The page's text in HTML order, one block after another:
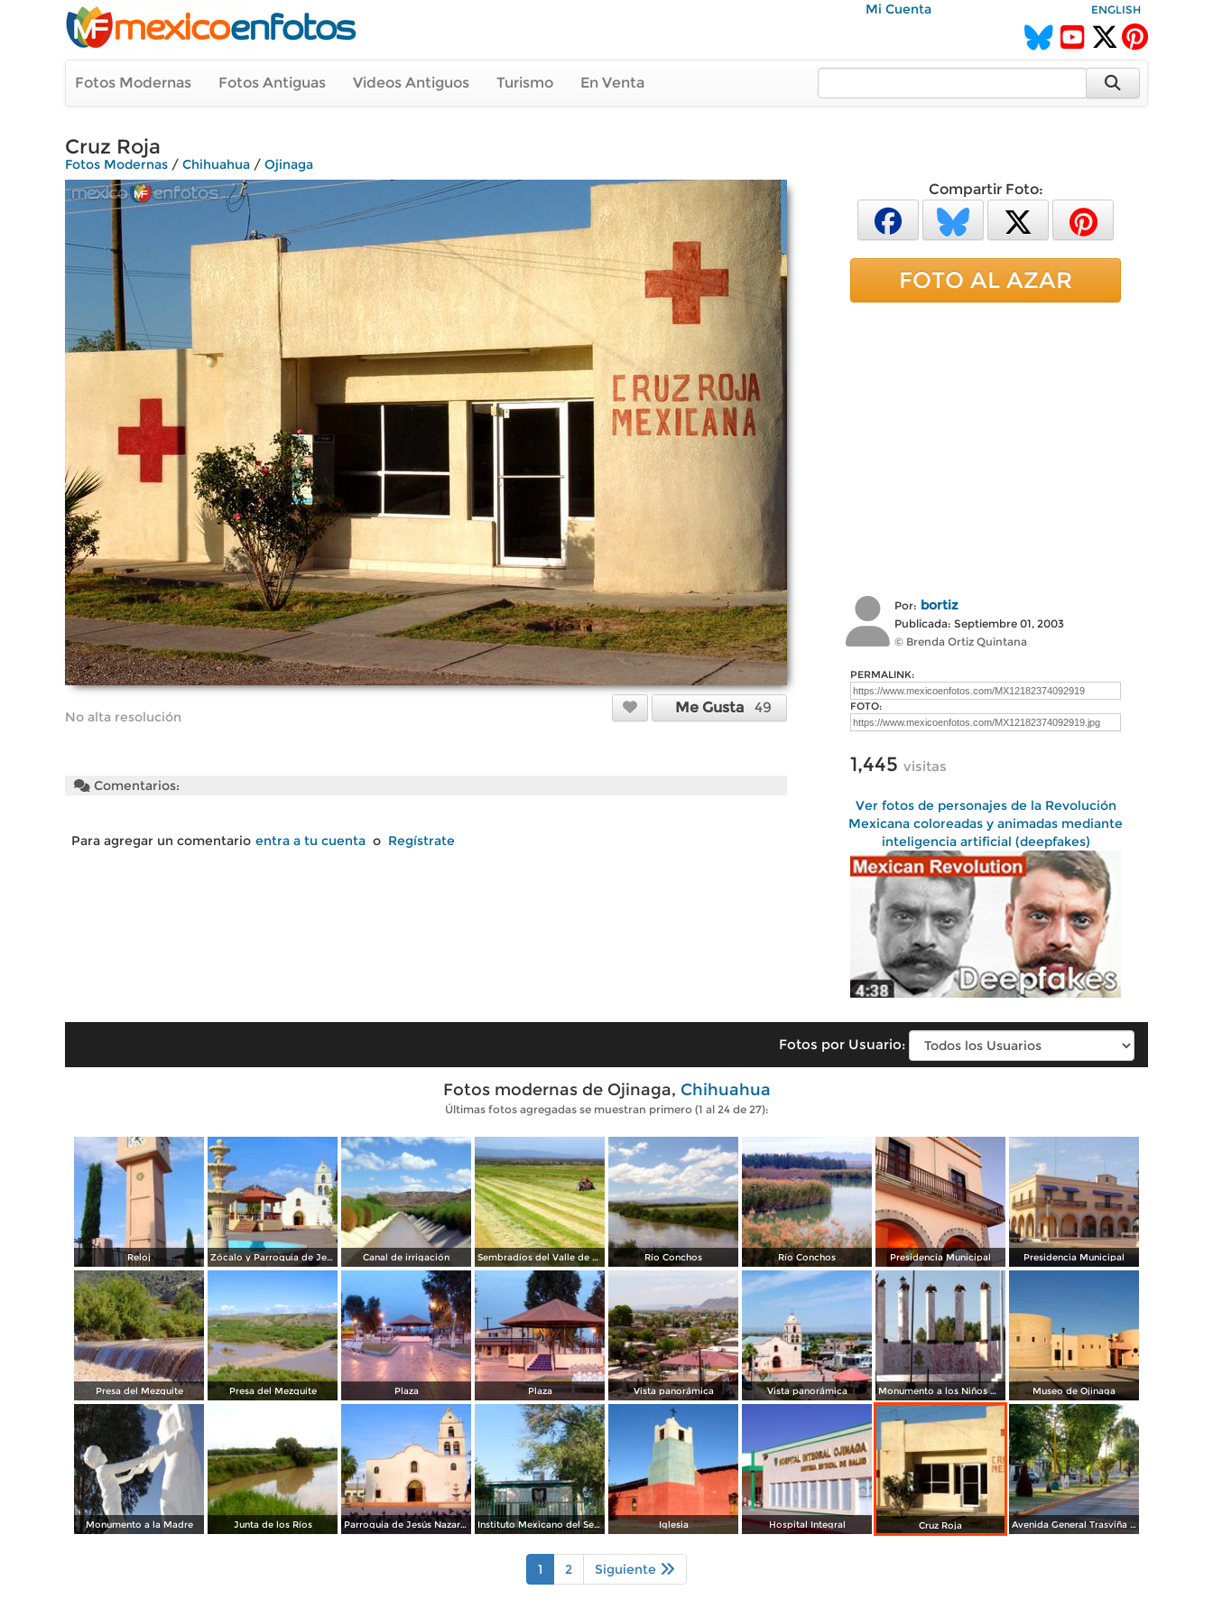
Mi Cuenta ENGLISH
Fotos Modernas Fotos Antiguas Videos Antiguos Turismo En Venta
Cruz Roja
Fotos Modernas / Chihuahua / Ojinaga
No alta resolución
Me Gusta 49
Comentarios:
Para agregar un comentario entra a tu cuenta o Regístrate
Compartir Foto:
FOTO AL AZAR
Por: bortiz
Publicada: Septiembre 01, 2003
© Brenda Ortiz Quintana
PERMALINK:
FOTO:
1,445 visitas
Ver fotos de personajes de la Revolución
Mexicana coloreadas y animadas mediante
inteligencia artificial (deepfakes)
Fotos por Usuario:
Fotos modernas de Ojinaga, Chihuahua
Últimas fotos agregadas se muestran primero (1 al 24 de 27):
Reloj Zócalo y Parroquia de Jesús Nazareno Canal de irrigación Sembradíos del Valle de Ojinaga Río Conchos Río Conchos Presidencia Municipal Presidencia Municipal
Presa del Mezquite Presa del Mezquite Plaza Plaza Vista panorámica Vista panorámica Monumento a los Niños Héroes Museo de Ojinaga
Monumento a la Madre Junta de los Ríos Parroquia de Jesús Nazareno Instituto Mexicano del Seguro Social (IMSS) Iglesia Hospital Integral Cruz Roja Avenida General Trasviña y Retes
1 2 Siguiente